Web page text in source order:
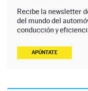
Recibe la newsletter
del mundo del
conducción y
APÚNTATE